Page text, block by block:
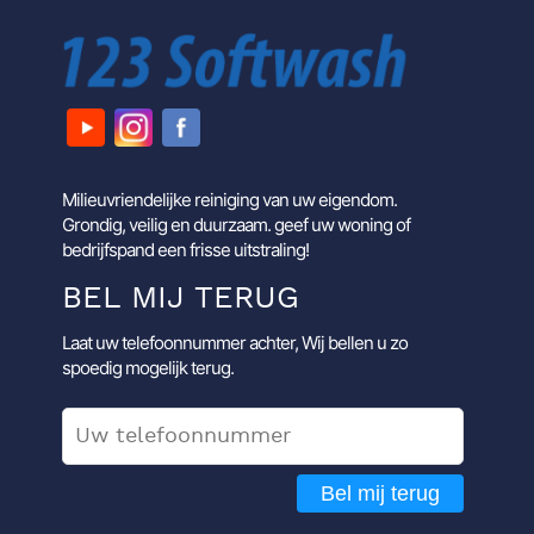
Milieuvriendelijke reiniging van uw eigendom.
Grondig, veilig en duurzaam. geef uw woning of
bedrijfspand een frisse uitstraling!
BEL MIJ TERUG
Laat uw telefoonnummer achter, Wij bellen u zo
spoedig mogelijk terug.
Bel mij terug